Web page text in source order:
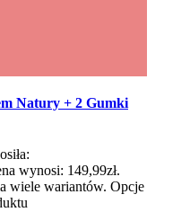
Natury + 2 Gumki
wynosi: 149,99zł.
wiele wariantów. Opcje